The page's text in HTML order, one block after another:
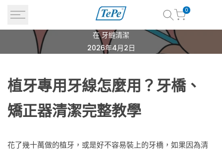
內
0
牙
用
牙
怎
在牙縫清潔
2026年4月2日
植牙專用牙線怎麼用？牙橋、
矯正器清潔完整教學
花了幾十萬做的植牙，或是好不容易裝上的牙橋，如果因為清